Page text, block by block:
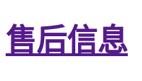
售后信息